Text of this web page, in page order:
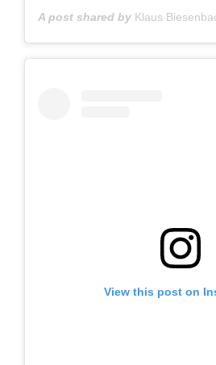
A post shared by Klaus
View this post on